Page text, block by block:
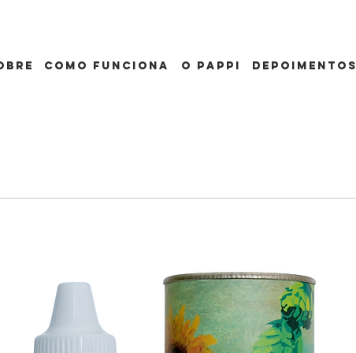
como funciona o pappi depoimentos